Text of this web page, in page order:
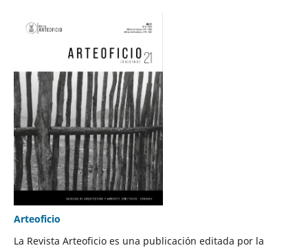
Arteoficio
La Revista Arteoficio es una publicación editada por la